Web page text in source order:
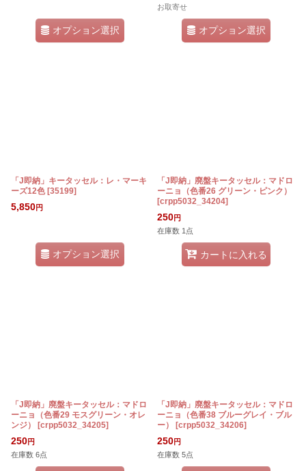
オプション選択
お取寄せ
オプション選択
「J即納」キータッセル：レ・マーキ
ーズ12色 [35199]
5,850円
オプション選択
「J即納」廃盤キータッセル：マドロ
ーニョ（色番26 グリーン・ピンク）
[crpp5032_34204]
250円
在庫数 1点
カートに入れる
「J即納」廃盤キータッセル：マドロ
ーニョ（色番29 モスグリーン・オレ
ンジ）
[crpp5032_34205]
250円
在庫数 6点
「J即納」廃盤キータッセル：マドロ
ーニョ（色番38 ブルーグレイ・ブル
ー）
[crpp5032_34206]
250円
在庫数 5点